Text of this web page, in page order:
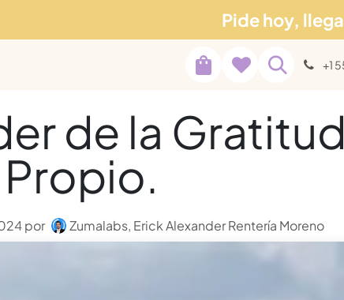
Pide hoy,
Blog Soporte +1
de la
por Zumalabs, Erick Alexander Rentería Moreno